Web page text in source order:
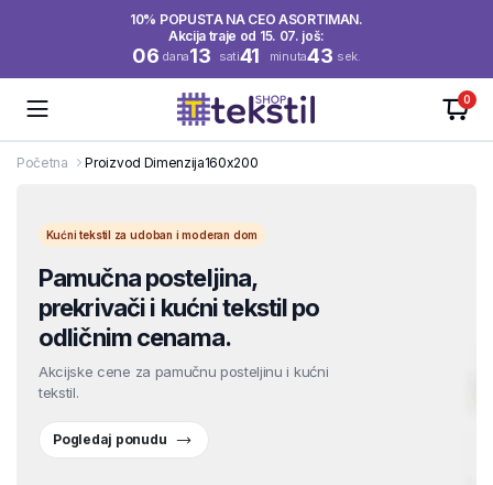
10% POPUSTA NA CEO ASORTIMAN.
Akcija traje od 15. 07. još:
06 dana13 sati41 minuta43 sek.
0
Početna Proizvod Dimenzija160x200
Kućni tekstil za udoban i moderan dom
Pamučna posteljina,
prekrivači i kućni tekstil po
odličnim cenama.
Akcijske cene za pamučnu posteljinu i kućni
tekstil.
Pogledaj ponudu